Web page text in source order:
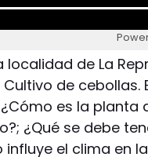
de La
de cebollas.
es la planta
¿Qué se debe
el clima en